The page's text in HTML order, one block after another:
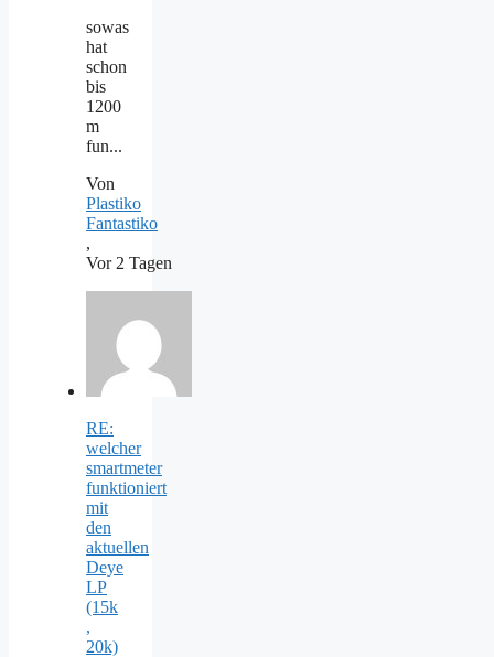
sowas
hat
schon
bis
1200
m
fun...
Von
Plastiko
Fantastiko
,
Vor 2 Tagen
RE:
welcher
smartmeter
funktioniert
mit
den
aktuellen
Deye
LP
(15k
,
20k)